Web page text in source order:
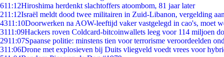
611:12Hiroshima herdenkt slachtoffers atoombom, 81 jaar later
211:12Israël meldt dood twee militairen in Zuid-Libanon, vergelding
4311:10Doorwerken na AOW-leeftijd vaker vastgelegd in cao's, moet
3111:09Hackers roven Coldcard-bitcoinwallets leeg voor 114 miljoen
2911:07Spaanse politie: minstens tien voor terrorisme veroordeelden
311:06Drone met explosieven bij Duits vliegveld voedt vrees voor